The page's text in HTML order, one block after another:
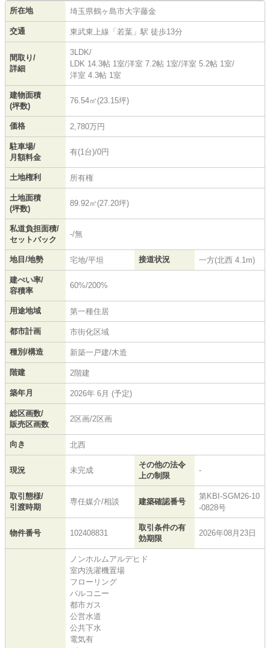
所在地 埼玉県鶴ヶ島市大字藤金
交通 東武東上線 「 若葉 」駅 徒歩13分
間取り/
詳細
3LDK/
LDK 14.3帖 1室/洋室 7.2帖 1室/洋室 5.2帖 1室/
洋室 4.3帖 1室
建物面積
(坪数)
76.54㎡(23.15坪)
価格 2,780万円
駐車場/
月額料金
有(1台)/0円
土地権利 所有権
土地面積
(坪数)
89.92㎡(27.20坪)
私道負担面積/
セットバック
-/無
地目/地勢 宅地/平坦 接道状況 一方(北西 4.1m)
建ぺい率/
容積率
60%/200%
用途地域 第一種住居
都市計画 市街化区域
種別/構造 新築一戸建/木造
階建 2階建
築年月 2026年 6月 (予定)
総区画数/
販売区画数
2区画/2区画
向き 北西
現況 未完成
その他の法令
上の制限
-
取引態様/
引渡時期
専任媒介/相談 建築確認番号
第KBI-SGM26-10
-0828号
物件番号 102408831
取引条件の有
効期限
2026年08月23日
ノンホルムアルデヒド
室内洗濯機置場
フローリング
バルコニー
都市ガス
公営水道
公共下水
電気有